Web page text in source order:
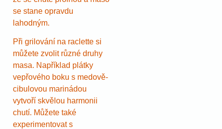
se stane opravdu
lahodným.
Při grilování na raclette si
můžete zvolit různé druhy
masa. Například plátky
vepřového boku s medově-
cibulovou marinádou
vytvoří skvělou harmonii
chutí. Můžete také
experimentovat s